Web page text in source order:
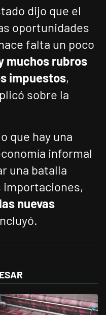
dijo que el
oportunidades
falta un poco
muchos rubros
impuestos,
sobre la
que hay una
informal
una batalla
importaciones,
nuevas